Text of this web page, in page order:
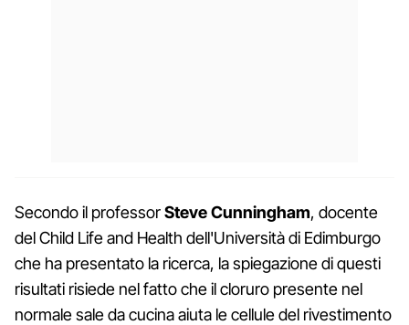
Secondo il professorSteve Cunningham, docente
del Child Life and Health dell'Università di Edimburgo
che ha presentato la ricerca, la spiegazione di questi
risultati risiede nel fatto che il cloruro presente nel
normale sale da cucina aiuta le cellule del rivestimento